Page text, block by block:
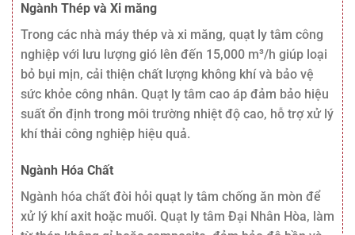
Ngành Thép và Xi măng
Trong các nhà máy thép và xi măng, quạt ly tâm công
nghiệp với lưu lượng gió lên đến 15,000 m³/h giúp loại
bỏ bụi mịn, cải thiện chất lượng không khí và bảo vệ
sức khỏe công nhân. Quạt ly tâm cao áp đảm bảo hiệu
suất ổn định trong môi trường nhiệt độ cao, hỗ trợ xử lý
khí thải công nghiệp hiệu quả.
Ngành Hóa Chất
Ngành hóa chất đòi hỏi quạt ly tâm chống ăn mòn để
xử lý khí axit hoặc muối. Quạt ly tâm Đại Nhân Hòa, làm